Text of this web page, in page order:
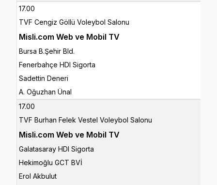
17.00
TVF Cengiz Göllü Voleybol Salonu
Misli.com Web ve Mobil TV
Bursa B.Şehir Bld.
Fenerbahçe HDI Sigorta
Sadettin Deneri
A. Oğuzhan Ünal
17.00
TVF Burhan Felek Vestel Voleybol Salonu
Misli.com Web ve Mobil TV
Galatasaray HDI Sigorta
Hekimoğlu GCT BVİ
Erol Akbulut